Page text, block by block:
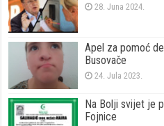
28. Juna 2024.
Apel za pomoć
Busovače
24. Jula 2023.
Na Bolji svijet je
Fojnice